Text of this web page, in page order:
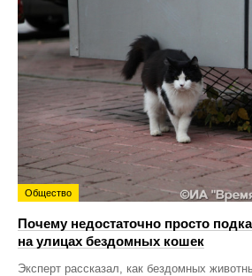
Общество
Почему недостаточно просто
на улицах бездомных кошек
Эксперт рассказал, как бездомных